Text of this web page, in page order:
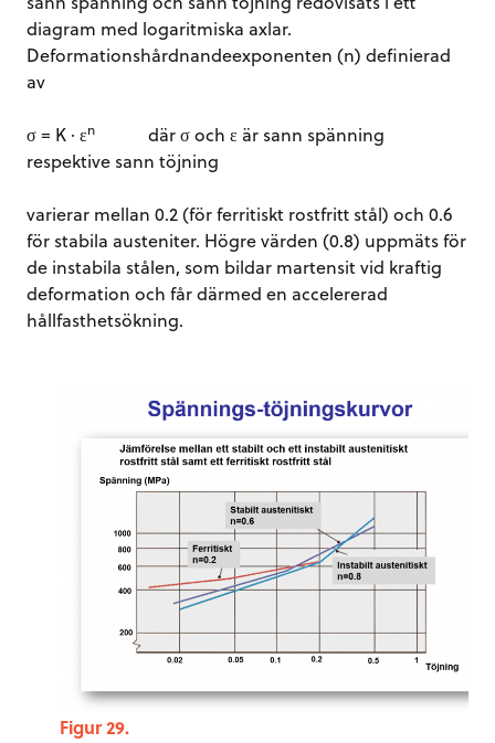
diagram med logaritmiska axlar.
Deformationshårdnandeexponenten (n) definierad
av
σ = K · εn
där σ och ε är sann spänning
respektive sann töjning
varierar mellan 0.2 (för ferritiskt rostfritt stål) och 0.6
för stabila austeniter. Högre värden (0.8) uppmäts för
de instabila stålen, som bildar martensit vid kraftig
deformation och får därmed en accelererad
hållfasthetsökning.
Figur 29.